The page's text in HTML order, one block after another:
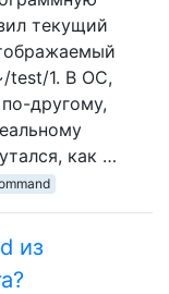
текущий
test/1. В ОС,
другому,
как …
из